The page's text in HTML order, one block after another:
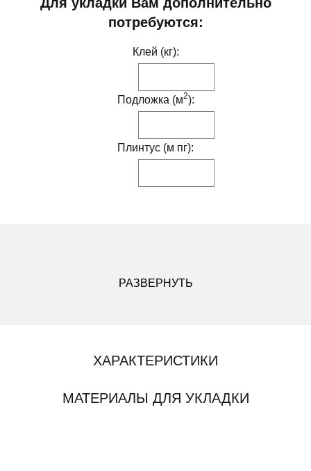
потребуются:
Клей (кг):
Подложка (м2):
Плинтус (м пг):
РАЗВЕРНУТЬ
ХАРАКТЕРИСТИКИ
МАТЕРИАЛЫ ДЛЯ УКЛАДКИ